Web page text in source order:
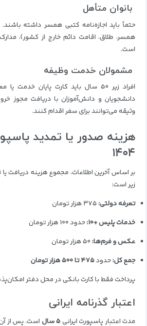
بانوان متأهل
حتماً باید اجازه‌نامه کتبی همسر داشته
همسر، طلاق، اقامت دائم خارج از کشور)،
است.
مشمولان خدمت وظیفه
افراد زیر ۵۰ سال باید کارت پایان
دانشجویان و دانش‌آموزان با دریافت مجوز
وثیقه می‌توانند برای سفر اقدام کنند.
هزینه صدور یا تمدید
۱۴۰۴
بر اساس آخرین اطلاعات، مجموع هزینه دریافت
زیر است:
تعرفه دولتی:
خدمات پلیس +۱۰:
حدود ۱۰۰ هزار تومان
عکس و فرم‌ها:
جمع کل:حدود۴۷۵ تا ۵۰۰ هزار تومان
پرداخت فقط با کارت بانکی در محل دفتر
اعتبار گذرنامه ایرانی
مدت اعتبار پاسپورت ایرانی۵ سال
است. پس از